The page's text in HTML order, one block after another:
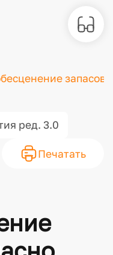
ред. 3.0
Печатать